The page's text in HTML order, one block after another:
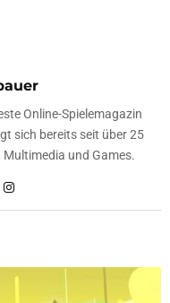
Online-Spielemagazin
sich bereits seit über 25
und Games.